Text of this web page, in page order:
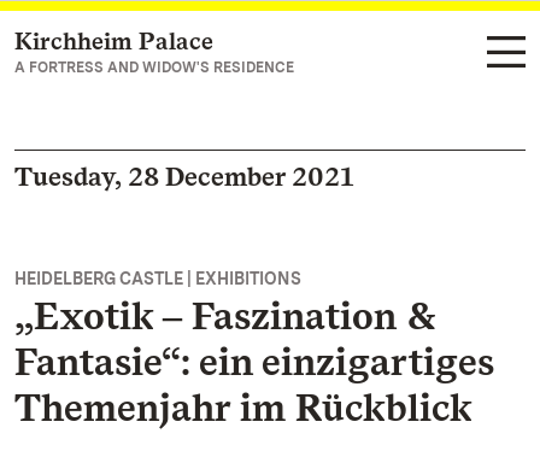
Navigate to main page
Kirchheim Palace
A FORTRESS AND WIDOW'S RESIDENCE
Tuesday, 28 December 2021
HEIDELBERG CASTLE | EXHIBITIONS
„Exotik ‒ Faszination &
Fantasie“: ein einzigartiges
Themenjahr im Rückblick